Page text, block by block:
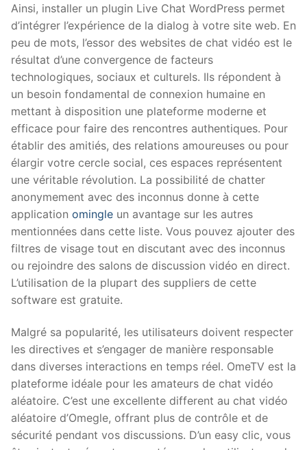
Ainsi, installer un plugin Live Chat WordPress permet
d’intégrer l’expérience de la dialog à votre site web. En
peu de mots, l’essor des websites de chat vidéo est le
résultat d’une convergence de facteurs
technologiques, sociaux et culturels. Ils répondent à
un besoin fondamental de connexion humaine en
mettant à disposition une plateforme moderne et
efficace pour faire des rencontres authentiques. Pour
établir des amitiés, des relations amoureuses ou pour
élargir votre cercle social, ces espaces représentent
une véritable révolution. La possibilité de chatter
anonymement avec des inconnus donne à cette
application omingle un avantage sur les autres
mentionnées dans cette liste. Vous pouvez ajouter des
filtres de visage tout en discutant avec des inconnus
ou rejoindre des salons de discussion vidéo en direct.
L’utilisation de la plupart des suppliers de cette
software est gratuite.
Malgré sa popularité, les utilisateurs doivent respecter
les directives et s’engager de manière responsable
dans diverses interactions en temps réel. OmeTV est la
plateforme idéale pour les amateurs de chat vidéo
aléatoire. C’est une excellente different au chat vidéo
aléatoire d’Omegle, offrant plus de contrôle et de
sécurité pendant vos discussions. D’un easy clic, vous